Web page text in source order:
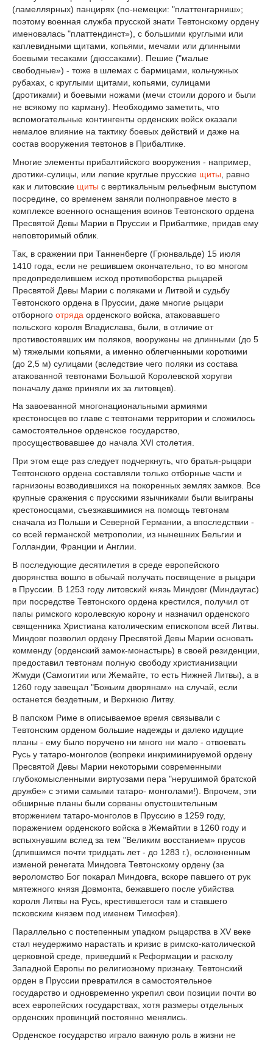
(ламеллярных) панцирях (по-немецки: "платтенгарниш»;
поэтому военная служба прусской знати Тевтонскому ордену
именовалась "платтендинст»), с большими круглыми или
каплевидными щитами, копьями, мечами или длинными
боевыми тесаками (дюссаками). Пешие ("малые
свободные») - тоже в шлемах с бармицами, кольчужных
рубахах, с круглыми щитами, копьями, сулицами
(дротиками) и боевыми ножами (мечи стоили дорого и были
не всякому по карману). Необходимо заметить, что
вспомогательные контингенты орденских войск оказали
немалое влияние на тактику боевых действий и даже на
состав вооружения тевтонов в Прибалтике.
Многие элементы прибалтийского вооружения - например,
дротики-сулицы, или легкие круглые прусские щиты , равно
как и литовские щиты с вертикальным рельефным выступом
посредине, со временем заняли полноправное место в
комплексе военного оснащения воинов Тевтонского ордена
Пресвятой Девы Марии в Пруссии и Прибалтике, придав ему
неповторимый облик.
Так, в сражении при Танненберге (Грюнвальде) 15 июля
1410 года, если не решившем окончательно, то во многом
предопределившем исход противоборства рыцарей
Пресвятой Девы Марии с поляками и Литвой и судьбу
Тевтонского ордена в Пруссии, даже многие рыцари
отборного отряда орденского войска, атаковавшего
польского короля Владислава, были, в отличие от
противостоявших им поляков, вооружены не длинными (до 5
м) тяжелыми копьями, а именно облегченными короткими
(до 2,5 м) сулицами (вследствие чего поляки из состава
атакованной тевтонами Большой Королевской хоругви
поначалу даже приняли их за литовцев).
На завоеванной многонациональными армиями
крестоносцев во главе с тевтонами территории и сложилось
самостоятельное орденское государство,
просуществовавшее до начала XVI столетия.
При этом еще раз следует подчеркнуть, что братья-рыцари
Тевтонского ордена составляли только отборные части и
гарнизоны возводившихся на покоренных землях замков. Все
крупные сражения с прусскими язычниками были выиграны
крестоносцами, съезжавшимися на помощь тевтонам
сначала из Польши и Северной Германии, а впоследствии -
со всей германской метрополии, из нынешних Бельгии и
Голландии, Франции и Англии.
В последующие десятилетия в среде европейского
дворянства вошло в обычай получать посвящение в рыцари
в Пруссии. В 1253 году литовский князь Миндовг (Миндаугас)
при посредстве Тевтонского ордена крестился, получил от
папы римского королевскую корону и назначил орденского
священника Христиана католическим епископом всей Литвы.
Миндовг позволил ордену Пресвятой Девы Марии основать
комменду (орденский замок-монастырь) в своей резиденции,
предоставил тевтонам полную свободу христианизации
Жмуди (Самогитии или Жемайте, то есть Нижней Литвы), а в
1260 году завещал "Божьим дворянам» на случай, если
останется бездетным, и Верхнюю Литву.
В папском Риме в описываемое время связывали с
Тевтонским орденом большие надежды и далеко идущие
планы - ему было поручено ни много ни мало - отвоевать
Русь у татаро-монголов (вопреки инкриминируемой ордену
Пресвятой Девы Марии некоторыми современными
глубокомысленными виртуозами пера "нерушимой братской
дружбе» с этими самыми татаро- монголами!). Впрочем, эти
обширные планы были сорваны опустошительным
вторжением татаро-монголов в Пруссию в 1259 году,
поражением орденского войска в Жемайтии в 1260 году и
вспыхнувшим вслед за тем "Великим восстанием» прусов
(длившимся почти тридцать лет - до 1283 г.), осложненным
изменой ренегата Миндовга Тевтонскому ордену (за
вероломство Бог покарал Миндовга, вскоре павшего от рук
мятежного князя Довмонта, бежавшего после убийства
короля Литвы на Русь, крестившегося там и ставшего
псковским князем под именем Тимофея).
Параллельно с постепенным упадком рыцарства в XV веке
стал неудержимо нарастать и кризис в римско-католической
церковной среде, приведший к Реформации и расколу
Западной Европы по религиозному признаку. Тевтонский
орден в Пруссии превратился в самостоятельное
государство и одновременно укрепил свои позиции почти во
всех европейских государствах, хотя размеры отдельных
орденских провинций постоянно менялись.
Орденское государство играло важную роль в жизни не